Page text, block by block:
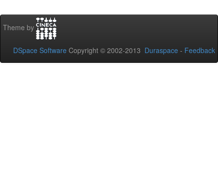
Theme by
DSpace Software Copyright © 2002-2013 Duraspace - Feedback